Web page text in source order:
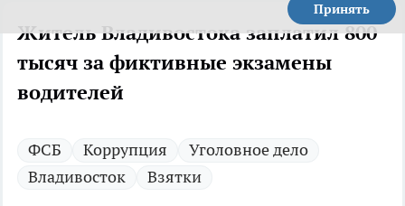
Принять
Житель Владивостока заплатил 800
тысяч за фиктивные экзамены
водителей
ФСБ Коррупция
Уголовное дело
Владивосток
Взятки